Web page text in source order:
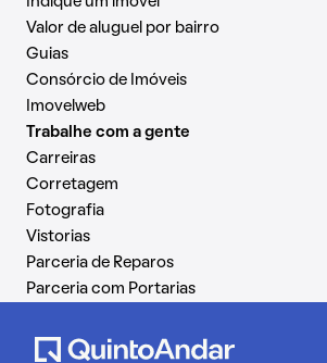
Valor de aluguel por bairro
Guias
Consórcio de Imóveis
Imovelweb
Trabalhe com a gente
Carreiras
Corretagem
Fotografia
Vistorias
Parceria de Reparos
Parceria com Portarias